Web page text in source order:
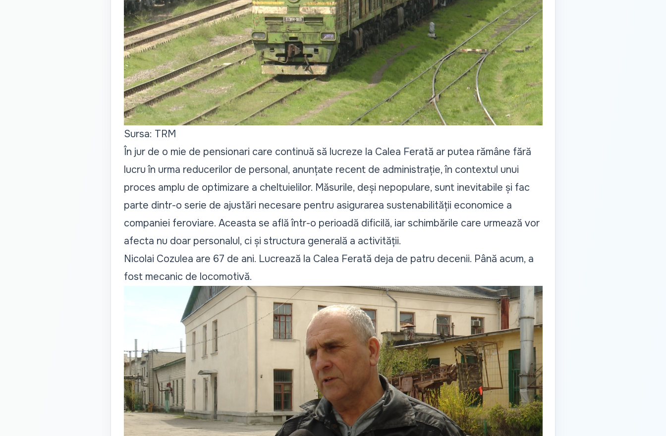
Sursa: TRM
În jur de o mie de pensionari care continuă să lucreze la Calea Ferată ar putea rămâne fără
lucru în urma reducerilor de personal, anunțate recent de administrație, în contextul unui
proces amplu de optimizare a cheltuielilor. Măsurile, deși nepopulare, sunt inevitabile și fac
parte dintr-o serie de ajustări necesare pentru asigurarea sustenabilității economice a
companiei feroviare. Aceasta se află într-o perioadă dificilă, iar schimbările care urmează vor
afecta nu doar personalul, ci și structura generală a activității.
Nicolai Cozulea are 67 de ani. Lucrează la Calea Ferată deja de patru decenii. Până acum, a
fost mecanic de locomotivă.